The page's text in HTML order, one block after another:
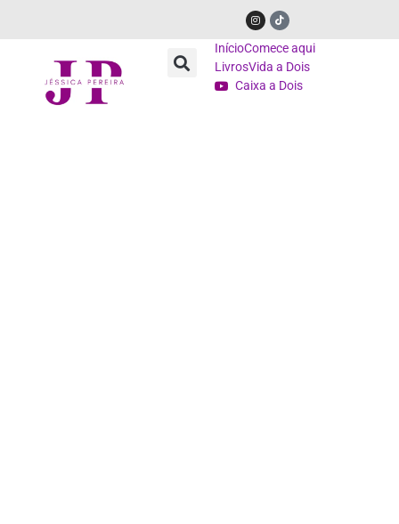
InícioComece aqui
LivrosVida a Dois
Caixa a Dois